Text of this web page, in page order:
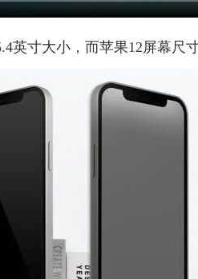
寸大小，而苹果12屏幕尺寸